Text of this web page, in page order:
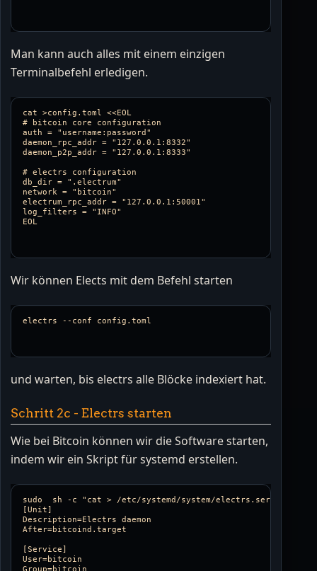
Man kann auch alles mit einem einzigen
Terminalbefehl erledigen.
cat >config.toml <<EOL
# bitcoin core configuration
auth = "username:password"
daemon_rpc_addr = "127.0.0.1:8332"
daemon_p2p_addr = "127.0.0.1:8333"
# electrs configuration
db_dir = ".electrum"
network = "bitcoin"
electrum_rpc_addr = "127.0.0.1:50001"
log_filters = "INFO"
Wir können Elects mit dem Befehl starten
und warten, bis electrs alle Blöcke indexiert hat.
Schritt 2c - Electrs starten
Wie bei Bitcoin können wir die Software starten,
indem wir ein Skript für systemd erstellen.
sudo  sh -c "cat > /etc/systemd/system/electrs.service
[Unit]
Description=Electrs daemon
After=bitcoind.target
[Service]
User=bitcoin
Group=bitcoin